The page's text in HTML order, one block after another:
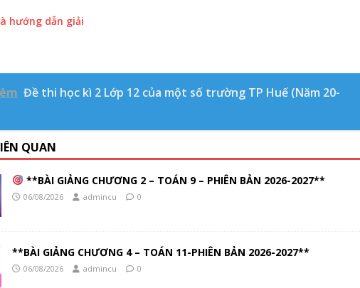
hướng dẫn giải
Đề thi học kì 2 Lớp 12 của một số trường TP Huế (Năm 20-
QUAN
**BÀI GIẢNG CHƯƠNG 2 – TOÁN 9 – PHIÊN BẢN 2026-2027**
06/08/2026 admincu 0
**BÀI GIẢNG CHƯƠNG 4 – TOÁN 11-PHIÊN BẢN 2026-2027**
06/08/2026 admincu 0